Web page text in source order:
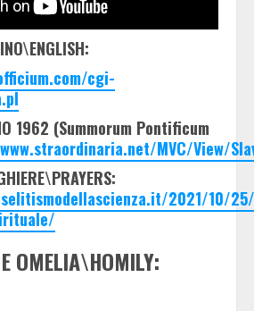
cgi-
1962 (Summorum Pontificum
MVC/View/
2021/10/
OMELIA\HOMILY: